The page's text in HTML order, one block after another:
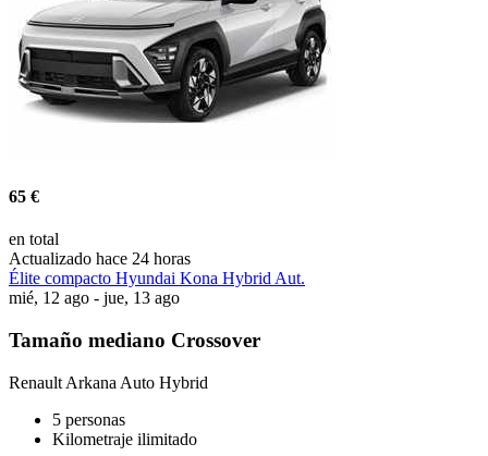
65 €
en total
Actualizado hace 24 horas
Élite compacto Hyundai Kona Hybrid Aut.
mié, 12 ago - jue, 13 ago
Tamaño mediano Crossover
Renault Arkana Auto Hybrid
5 personas
Kilometraje ilimitado